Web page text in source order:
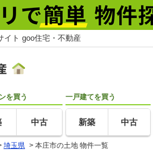
イト goo住宅・不動産
を買う
中古
一戸建てを買う
新築 中古
埼玉県 > 本庄市の土地 物件一覧